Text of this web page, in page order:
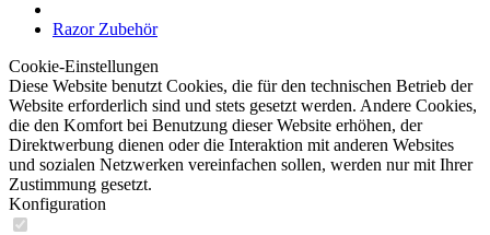
Razor Zubehör
Cookie-Einstellungen
Diese Website benutzt Cookies, die für den technischen Betrieb der
Website erforderlich sind und stets gesetzt werden. Andere Cookies,
die den Komfort bei Benutzung dieser Website erhöhen, der
Direktwerbung dienen oder die Interaktion mit anderen Websites
und sozialen Netzwerken vereinfachen sollen, werden nur mit Ihrer
Zustimmung gesetzt.
Konfiguration